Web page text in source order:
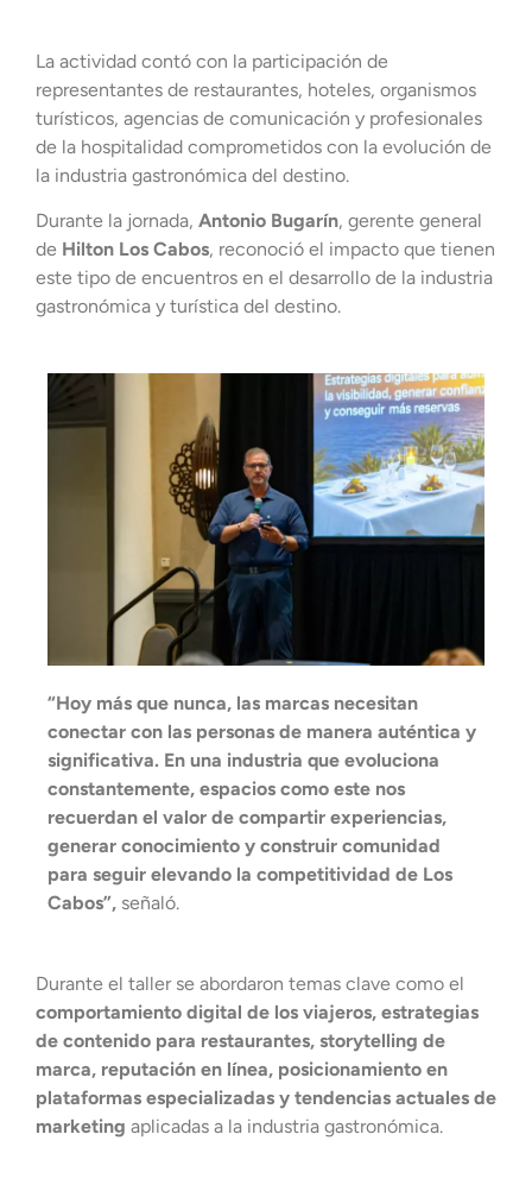
La actividad contó con la participación de
representantes de restaurantes, hoteles, organismos
turísticos, agencias de comunicación y profesionales
de la hospitalidad comprometidos con la evolución de
la industria gastronómica del destino.
Durante la jornada, Antonio Bugarín, gerente general
de Hilton Los Cabos, reconoció el impacto que tienen
este tipo de encuentros en el desarrollo de la industria
gastronómica y turística del destino.
“Hoy más que nunca, las marcas necesitan
conectar con las personas de manera auténtica y
significativa. En una industria que evoluciona
constantemente, espacios como este nos
recuerdan el valor de compartir experiencias,
generar conocimiento y construir comunidad
para seguir elevando la competitividad de Los
Cabos”, señaló.
Durante el taller se abordaron temas clave como el
comportamiento digital de los viajeros, estrategias
de contenido para restaurantes, storytelling de
marca, reputación en línea, posicionamiento en
plataformas especializadas y tendencias actuales de
marketing aplicadas a la industria gastronómica.